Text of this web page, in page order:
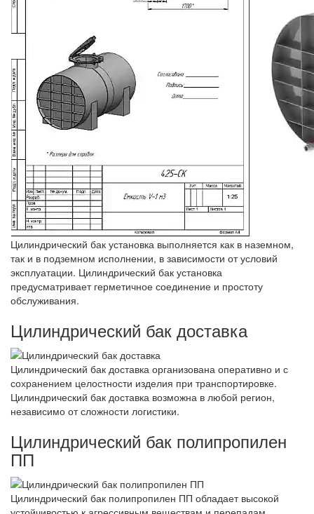
Цилиндрический бак установка выполняется как в наземном,
так и в подземном исполнении, в зависимости от условий
эксплуатации. Цилиндрический бак установка
предусматривает герметичное соединение и простоту
обслуживания.
Цилиндрический бак доставка
Цилиндрический бак доставка организована оперативно и с
сохранением целостности изделия при транспортировке.
Цилиндрический бак доставка возможна в любой регион,
независимо от сложности логистики.
Цилиндрический бак полипропилен
ПП
Цилиндрический бак полипропилен ПП обладает высокой